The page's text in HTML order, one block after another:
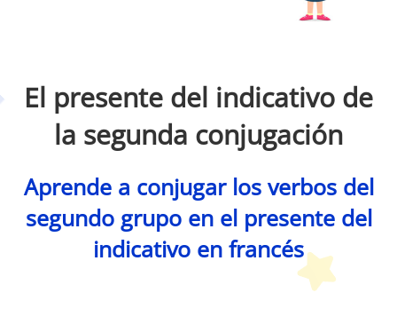
El presente del indicativo de
la segunda conjugación
Aprende a conjugar los verbos del
segundo grupo en el presente del
indicativo en francés